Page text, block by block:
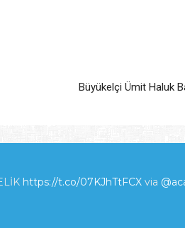
Büyükelçi Ümit Haluk
https://t.co/07KJhTtFCX via